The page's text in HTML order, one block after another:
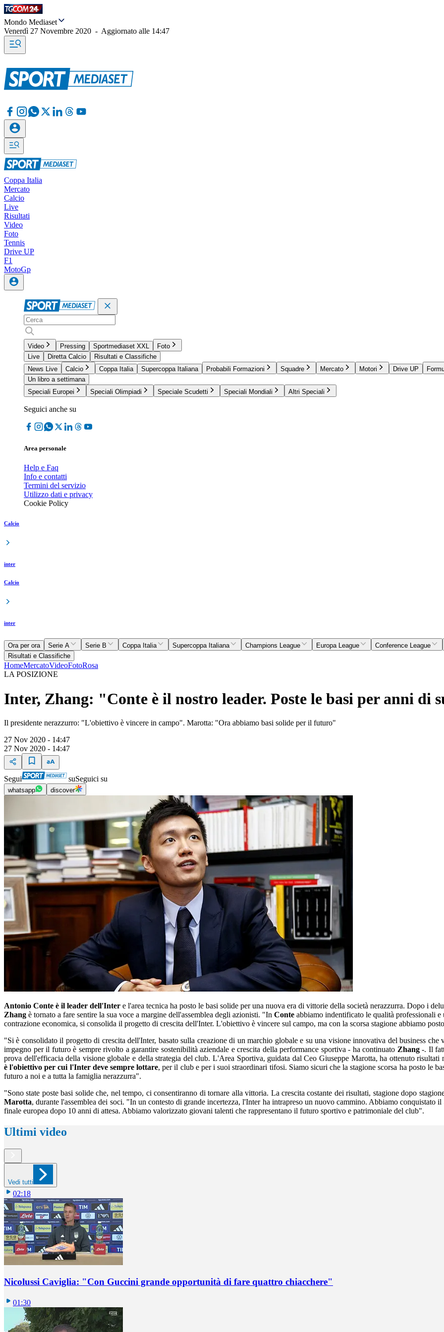
Mondo Mediaset
Venerdì 27 Novembre 2020 - Aggiornato alle 14:47
Coppa Italia
Mercato
Calcio
Live
Risultati
Video
Foto
Tennis
Drive UP
F1
MotoGp
Video Pressing Sportmediaset XXL
Foto
Live
Diretta Calcio
Risultati e Classifiche
News Live
Calcio Coppa Italia Supercoppa Italiana Probabili Formazioni Squadre Mercato Motori Drive UP
Un libro a settimana
Speciali Europei
Speciali Olimpiadi Speciale Scudetti Speciali Mondiali Altri Speciali
Seguici anche su
Area personale
Help e Faq
Info e contatti
Termini del servizio
Utilizzo dati e privacy
Cookie Policy
Calcio
inter
Calcio
inter
Ora per ora Serie A Serie B Coppa Italia Supercoppa Italiana Champions League Europa League Conference League
Risultati e Classifiche
HomeMercatoVideoFotoRosa
LA POSIZIONE
Inter, Zhang: "Conte è il nostro leader. Poste le basi per anni di
Il presidente nerazzurro: "L'obiettivo è vincere in campo". Marotta: "Ora abbiamo basi solide per il futuro"
27 Nov 2020 - 14:47
27 Nov 2020 - 14:47
Segui suSeguici su
whatsapp discover
Antonio Conte è il leader dell'Inter e l'area tecnica ha posto le basi solide per una nuova era di vittorie della società nerazzurra. Dopo i
Zhang è tornato a fare sentire la sua voce a margine dell'assemblea degli azionisti. "In Conte abbiamo indentificato le qualità professionali
contrazione economica, si consolida il progetto di crescita dell'Inter. L'obiettivo è vincere sul campo, ma con la scorsa stagione abbiamo
"Si è consolidato il progetto di crescita dell'Inter, basato sulla creazione di un marchio globale e su una visione innovativa del business
impegno per il futuro è sempre rivolto a garantire sostenibilità aziendale e crescita della performance sportiva - ha continuato Zhang-. Il
prova dell'efficacia della visione globale e della strategia del club. L'Area Sportiva, guidata dal Ceo Giuseppe Marotta, ha ottenuto
è l'obiettivo per cui l'Inter deve sempre lottare, per il club e per i suoi straordinari tifosi. Siamo sicuri che la stagione scorsa ha posto le
futuro a noi e a tutta la famiglia nerazzurra".
"Sono state poste basi solide che, nel tempo, ci consentiranno di tornare alla vittoria. La crescita costante dei risultati, stagione dopo
Marotta, durante l'assemblea dei soci. "In un contesto di grande incertezza, l'Inter ha intrapreso un nuovo cammino. Abbiamo conquistato
finale europea dopo 10 anni di attesa. Abbiamo valorizzato giovani talenti che rappresentano il futuro sportivo e patrimoniale del club".
Ultimi video
Vedi tutti
02:18
Nicolussi Caviglia: "Con Guccini grande opportunità di fare quattro chiacchere"
01:30